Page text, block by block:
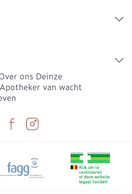
ons Deinze
Apotheker van wacht